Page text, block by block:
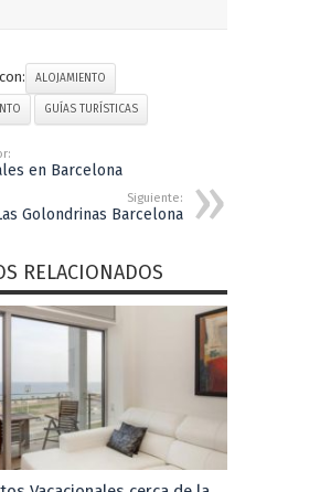
ALOJAMIENTO
GUÍAS TURÍSTICAS
en Barcelona
Siguiente:
Golondrinas Barcelona
RELACIONADOS